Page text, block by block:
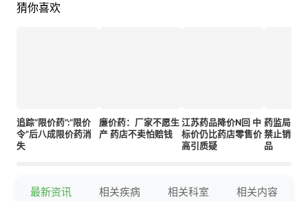
猜你喜欢
追踪“限价药”:“限价
令”后八成限价药消
失
廉价药：厂家不愿生
产 药店不卖怕赔钱
江苏药品降价N回 中
标价仍比药店零售价
高引质疑
药监局：
禁止销售
品
最新资讯 相关疾病 相关科室 相关内容